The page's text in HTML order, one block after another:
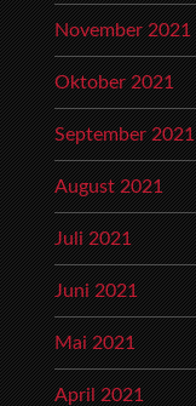
November 2021
Oktober 2021
September 2021
August 2021
Juli 2021
Juni 2021
Mai 2021
April 2021